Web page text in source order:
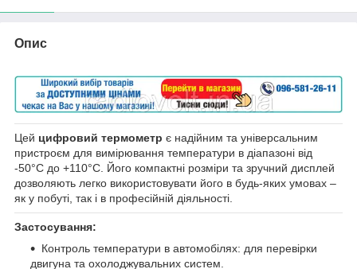
Опис
Цей цифровий термометр є надійним та універсальним
пристроєм для вимірювання температури в діапазоні від
-50°C до +110°C. Його компактні розміри та зручний дисплей
дозволяють легко використовувати його в будь-яких умовах –
як у побуті, так і в професійній діяльності.
Застосування:
Контроль температури в автомобілях: для перевірки
двигуна та охолоджувальних систем.